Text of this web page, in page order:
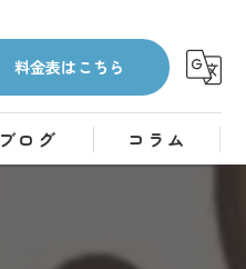
料金表はこちら
ブログ コラム